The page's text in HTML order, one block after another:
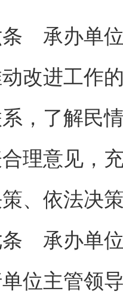
承办单位
改进工作
，了解民
理意见，
、依法决
承办单位
位主管领